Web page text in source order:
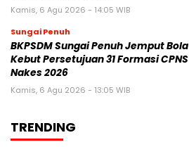
Kamis, 6 Agu 2026 - 14:05 WIB
Sungai Penuh
BKPSDM Sungai Penuh Jemput Bola
Kebut Persetujuan 31 Formasi CPNS
Nakes 2026
Kamis, 6 Agu 2026 - 13:05 WIB
TRENDING